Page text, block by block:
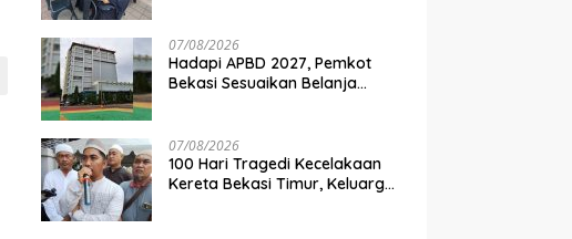
07/08/2026
Hadapi APBD 2027, Pemkot
Bekasi Sesuaikan Belanja
07/08/2026
100 Hari Tragedi Kecelakaan
Kereta Bekasi Timur, Keluarga